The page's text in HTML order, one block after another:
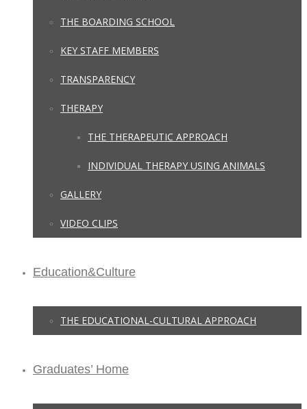
THE BOARDING SCHOOL
KEY STAFF MEMBERS
TRANSPARENCY
THERAPY
THE THERAPEUTIC APPROACH
INDIVIDUAL THERAPY USING ANIMALS
GALLERY
VIDEO CLIPS
Education&Culture
THE EDUCATIONAL-CULTURAL APPROACH
Graduates’ Home